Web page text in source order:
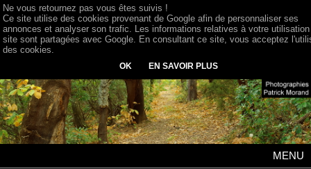
MENU
Ne vous retournez pas vous êtes suivis !
Ce site utilise des cookies provenant de Google afin de personnaliser ses
annonces et analyser son trafic. Les informations relatives à votre
site sont partagées avec Google. En consultant ce site, vous acceptez
des cookies.
OK EN SAVOIR PLUS